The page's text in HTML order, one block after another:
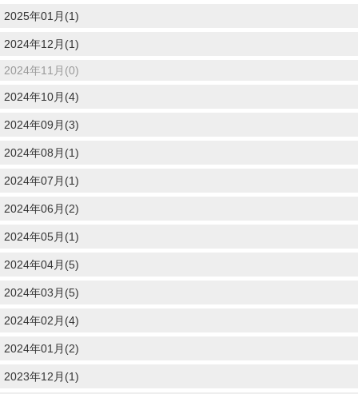
2025年01月(1)
2024年12月(1)
2024年11月(0)
2024年10月(4)
2024年09月(3)
2024年08月(1)
2024年07月(1)
2024年06月(2)
2024年05月(1)
2024年04月(5)
2024年03月(5)
2024年02月(4)
2024年01月(2)
2023年12月(1)